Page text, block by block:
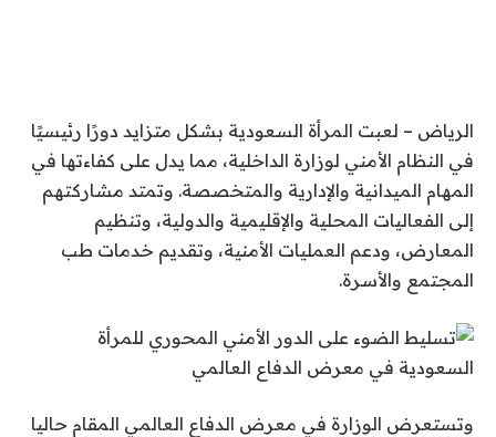
الرياض – لعبت المرأة السعودية بشكل متزايد دورًا رئيسيًا
في النظام الأمني ​​لوزارة الداخلية، مما يدل على كفاءتها في
المهام الميدانية والإدارية والمتخصصة. وتمتد مشاركتهم
إلى الفعاليات المحلية والإقليمية والدولية، وتنظيم
المعارض، ودعم العمليات الأمنية، وتقديم خدمات طب
المجتمع والأسرة.
وتستعرض الوزارة في معرض الدفاع العالمي المقام حاليا